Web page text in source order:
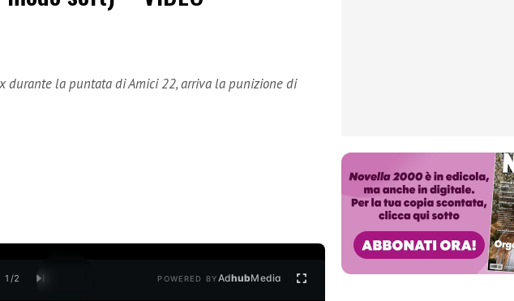
durante la puntata di Amici 22, arriva la punizione di
1 /2 POWERED BYAdhubMedia